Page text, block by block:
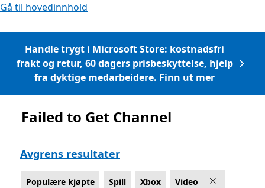
Gå til hovedinnhold
Handle trygt i Microsoft Store: kostnadsfri
frakt og retur, 60 dagers prisbeskyttelse, hjelp
fra dyktige medarbeidere. Finn ut mer
Liste Microsoft.com
Failed to Get Channel
Avgrens resultater
Populære kjøpte Spill Xbox Video